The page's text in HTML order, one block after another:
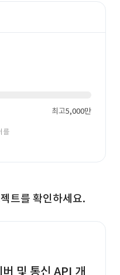
최고5,000만
를
트를 확인하세요.
및 통신 API 개